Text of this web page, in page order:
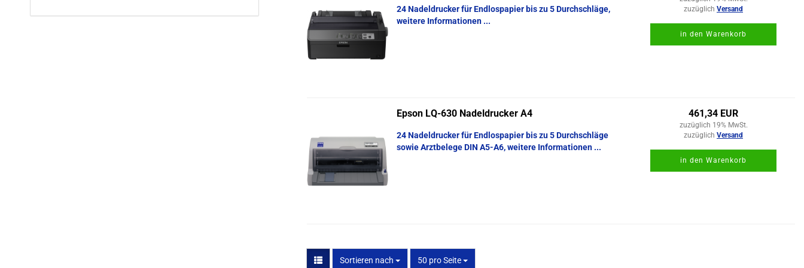
24 Nadeldrucker für Endlospapier bis zu 5 Durchschläge,
weitere Informationen ...
zuzüglich Versand
in den Warenkorb
Epson LQ-630 Nadeldrucker A4
24 Nadeldrucker für Endlospapier bis zu 5 Durchschläge
sowie Arztbelege DIN A5-A6, weitere Informationen ...
461,34 EUR
zuzüglich 19% MwSt.
zuzüglich Versand
in den Warenkorb
Sortieren nach
Sortieren nach 50 pro Seite
pro Seite